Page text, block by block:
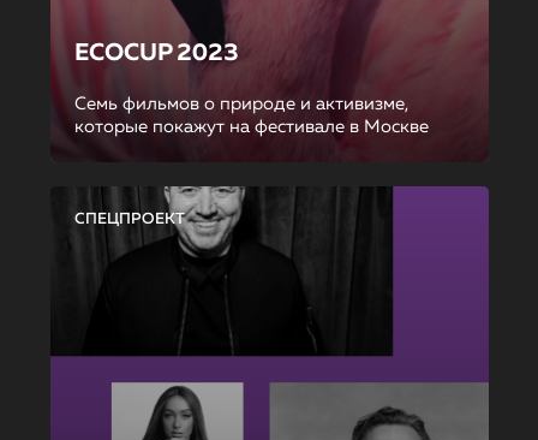
ECOCUP 2023
Семь фильмов о природе и активизме,
которые покажут на фестивале в Москве
СПЕЦПРОЕКТ